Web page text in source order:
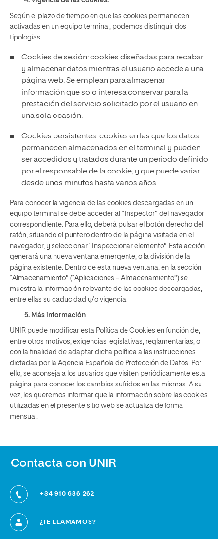
Según el plazo de tiempo en que las cookies permanecen
activadas en un equipo terminal, podemos distinguir dos
tipologías:
Cookies de sesión: cookies diseñadas para recabar
y almacenar datos mientras el usuario accede a una
página web. Se emplean para almacenar
información que solo interesa conservar para la
prestación del servicio solicitado por el usuario en
una sola ocasión.
Cookies persistentes: cookies en las que los datos
permanecen almacenados en el terminal y pueden
ser accedidos y tratados durante un periodo definido
por el responsable de la cookie, y que puede variar
desde unos minutos hasta varios años.
Para conocer la vigencia de las cookies descargadas en un
equipo terminal se debe acceder al “Inspector” del navegador
correspondiente. Para ello, deberá pulsar el botón derecho del
ratón, situando el puntero dentro de la página visitada en el
navegador, y seleccionar “Inspeccionar elemento”. Esta acción
generará una nueva ventana emergente, o la división de la
página existente. Dentro de esta nueva ventana, en la sección
“Almacenamiento” (“Aplicaciones – Almacenamiento”) se
muestra la información relevante de las cookies descargadas,
entre ellas su caducidad y/o vigencia.
5. Más información
UNIR puede modificar esta Política de Cookies en función de,
entre otros motivos, exigencias legislativas, reglamentarias, o
con la finalidad de adaptar dicha política a las instrucciones
dictadas por la Agencia Española de Protección de Datos. Por
ello, se aconseja a los usuarios que visiten periódicamente esta
página para conocer los cambios sufridos en las mismas. A su
vez, les queremos informar que la información sobre las cookies
utilizadas en el presente sitio web se actualiza de forma
mensual.
Contacta con UNIR
+34 910 686 262
¿TE LLAMAMOS?